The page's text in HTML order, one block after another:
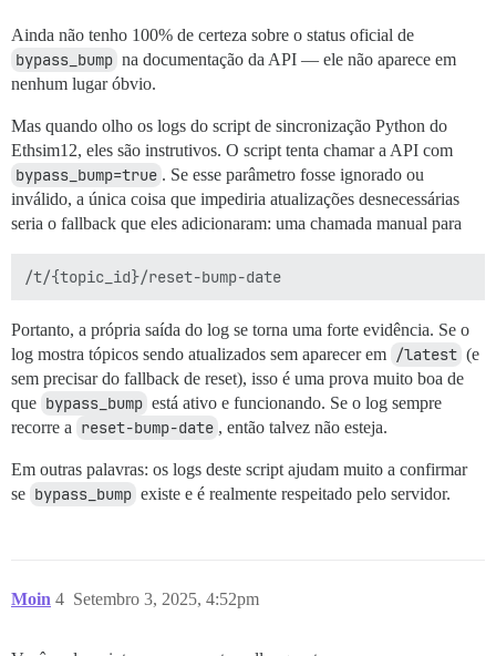
Ainda não tenho 100% de certeza sobre o status oficial de
bypass_bump na documentação da API — ele não aparece em
nenhum lugar óbvio.
Mas quando olho os logs do script de sincronização Python do
Ethsim12, eles são instrutivos. O script tenta chamar a API com
bypass_bump=true . Se esse parâmetro fosse ignorado ou
inválido, a única coisa que impediria atualizações desnecessárias
seria o fallback que eles adicionaram: uma chamada manual para
Portanto, a própria saída do log se torna uma forte evidência. Se o
log mostra tópicos sendo atualizados sem aparecer em /latest (e
sem precisar do fallback de reset), isso é uma prova muito boa de
que bypass_bump está ativo e funcionando. Se o log sempre
recorre a reset-bump-date , então talvez não esteja.
Em outras palavras: os logs deste script ajudam muito a confirmar
se bypass_bump existe e é realmente respeitado pelo servidor.
Moin Setembro 3, 2025, 4:52pm
4